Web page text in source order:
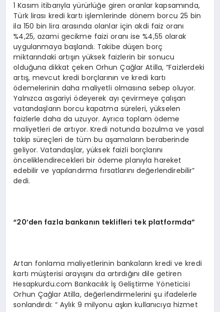
1 Kasım itibarıyla yürürlüğe giren oranlar kapsamında,
Türk lirası kredi kartı işlemlerinde dönem borcu 25 bin
ila 150 bin lira arasında olanlar için akdi faiz oranı
%4,25, azami gecikme faizi oranı ise %4,55 olarak
uygulanmaya başlandı. Takibe düşen borç
miktarındaki artışın yüksek faizlerin bir sonucu
olduğuna dikkat çeken Orhun Çağlar Atilla, “Faizlerdeki
artış, mevcut kredi borçlarının ve kredi kartı
ödemelerinin daha maliyetli olmasına sebep oluyor.
Yalnızca asgariyi ödeyerek ayı çevirmeye çalışan
vatandaşların borcu kapatma süreleri, yükselen
faizlerle daha da uzuyor. Ayrıca toplam ödeme
maliyetleri de artıyor. Kredi notunda bozulma ve yasal
takip süreçleri de tüm bu aşamaların beraberinde
geliyor. Vatandaşlar, yüksek faizli borçlarını
önceliklendirecekleri bir ödeme planıyla hareket
edebilir ve yapılandırma fırsatlarını değerlendirebilir”
dedi.
“20’den fazla bankanın teklifleri tek platformda”
Artan fonlama maliyetlerinin bankaların kredi ve kredi
kartı müşterisi arayışını da artırdığını dile getiren
Hesapkurdu.com Bankacılık İş Geliştirme Yöneticisi
Orhun Çağlar Atilla, değerlendirmelerini şu ifadelerle
sonlandırdı: “ Aylık 9 milyonu aşkın kullanıcıya hizmet